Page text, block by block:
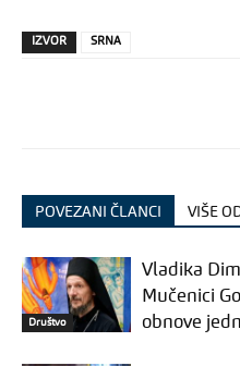
IZVOR SRNA
POVEZANI ČLANCI VIŠE
Društvo
Vladika
Mučenici
obnove